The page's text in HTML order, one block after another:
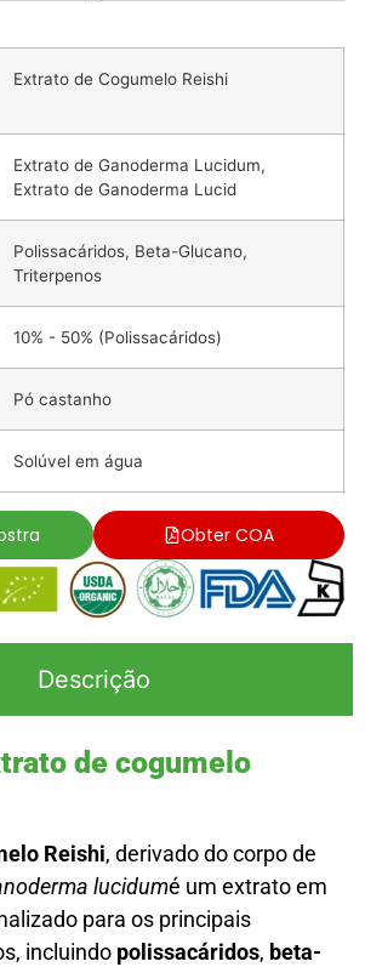
Extrato de Cogumelo Reishi
Extrato de Ganoderma Lucidum,
Extrato de Ganoderma Lucid
Polissacáridos, Beta-Glucano,
Triterpenos
10% - 50% (Polissacáridos)
Pó castanho
Solúvel em água
Obter COA
Descrição
de cogumelo
Reishi, derivado do corpo de
lucidumé um extrato em
para os principais
incluindo polissacáridos, beta-